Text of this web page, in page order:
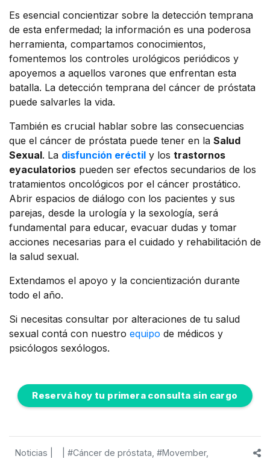
Es esencial concientizar sobre la detección temprana
de esta enfermedad; la información es una poderosa
herramienta, compartamos conocimientos,
fomentemos los controles urológicos periódicos y
apoyemos a aquellos varones que enfrentan esta
batalla. La detección temprana del cáncer de próstata
puede salvarles la vida.
También es crucial hablar sobre las consecuencias
que el cáncer de próstata puede tener en la Salud
Sexual. La disfunción eréctil y los trastornos
eyaculatorios pueden ser efectos secundarios de los
tratamientos oncológicos por el cáncer prostático.
Abrir espacios de diálogo con los pacientes y sus
parejas, desde la urología y la sexología, será
fundamental para educar, evacuar dudas y tomar
acciones necesarias para el cuidado y rehabilitación de
la salud sexual.
Extendamos el apoyo y la concientización durante
todo el año.
Si necesitas consultar por alteraciones de tu salud
sexual contá con nuestro equipo de médicos y
psicólogos sexólogos.
Reservá hoy tu primera consulta sin cargo
Noticias #Cáncer de próstata, #Movember,